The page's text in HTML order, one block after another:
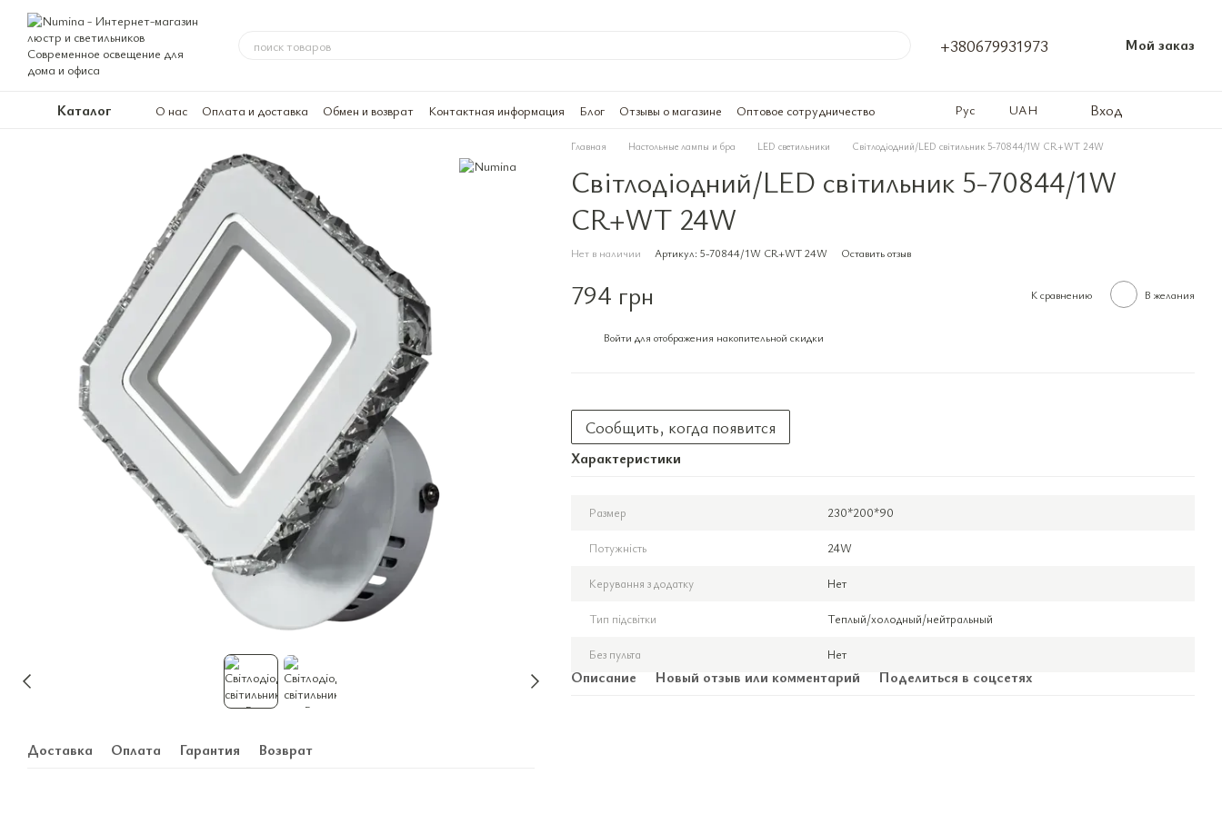
Перейти к основному контенту
+380679931973 Мой заказ
Каталог О нас Оплата и доставка Обмен и возврат Контактная информация Блог Отзывы о магазине Оптовое сотрудничество Рус UAH Вход
Доставка Оплата Гарантия Возврат
Главная Настольные лампы и бра LED светильники Світлодіодний/LED світильник 5-70844/1W CR+WT 24W
Світлодіодний/LED світильник 5-70844/1W
CR+WT 24W
Нет в наличии Артикул: 5-70844/1W CR+WT 24W Оставить отзыв
794 грн К сравнению В желания
Войти для отображения накопительной скидки
Сообщить, когда появится
Характеристики
Размер 230*200*90
Потужність 24W
Керування з додатку Нет
Тип підсвітки Теплый/холодный/нейтральный
Без пульта Нет
Описание Новый отзыв или комментарий Поделиться в соцсетях